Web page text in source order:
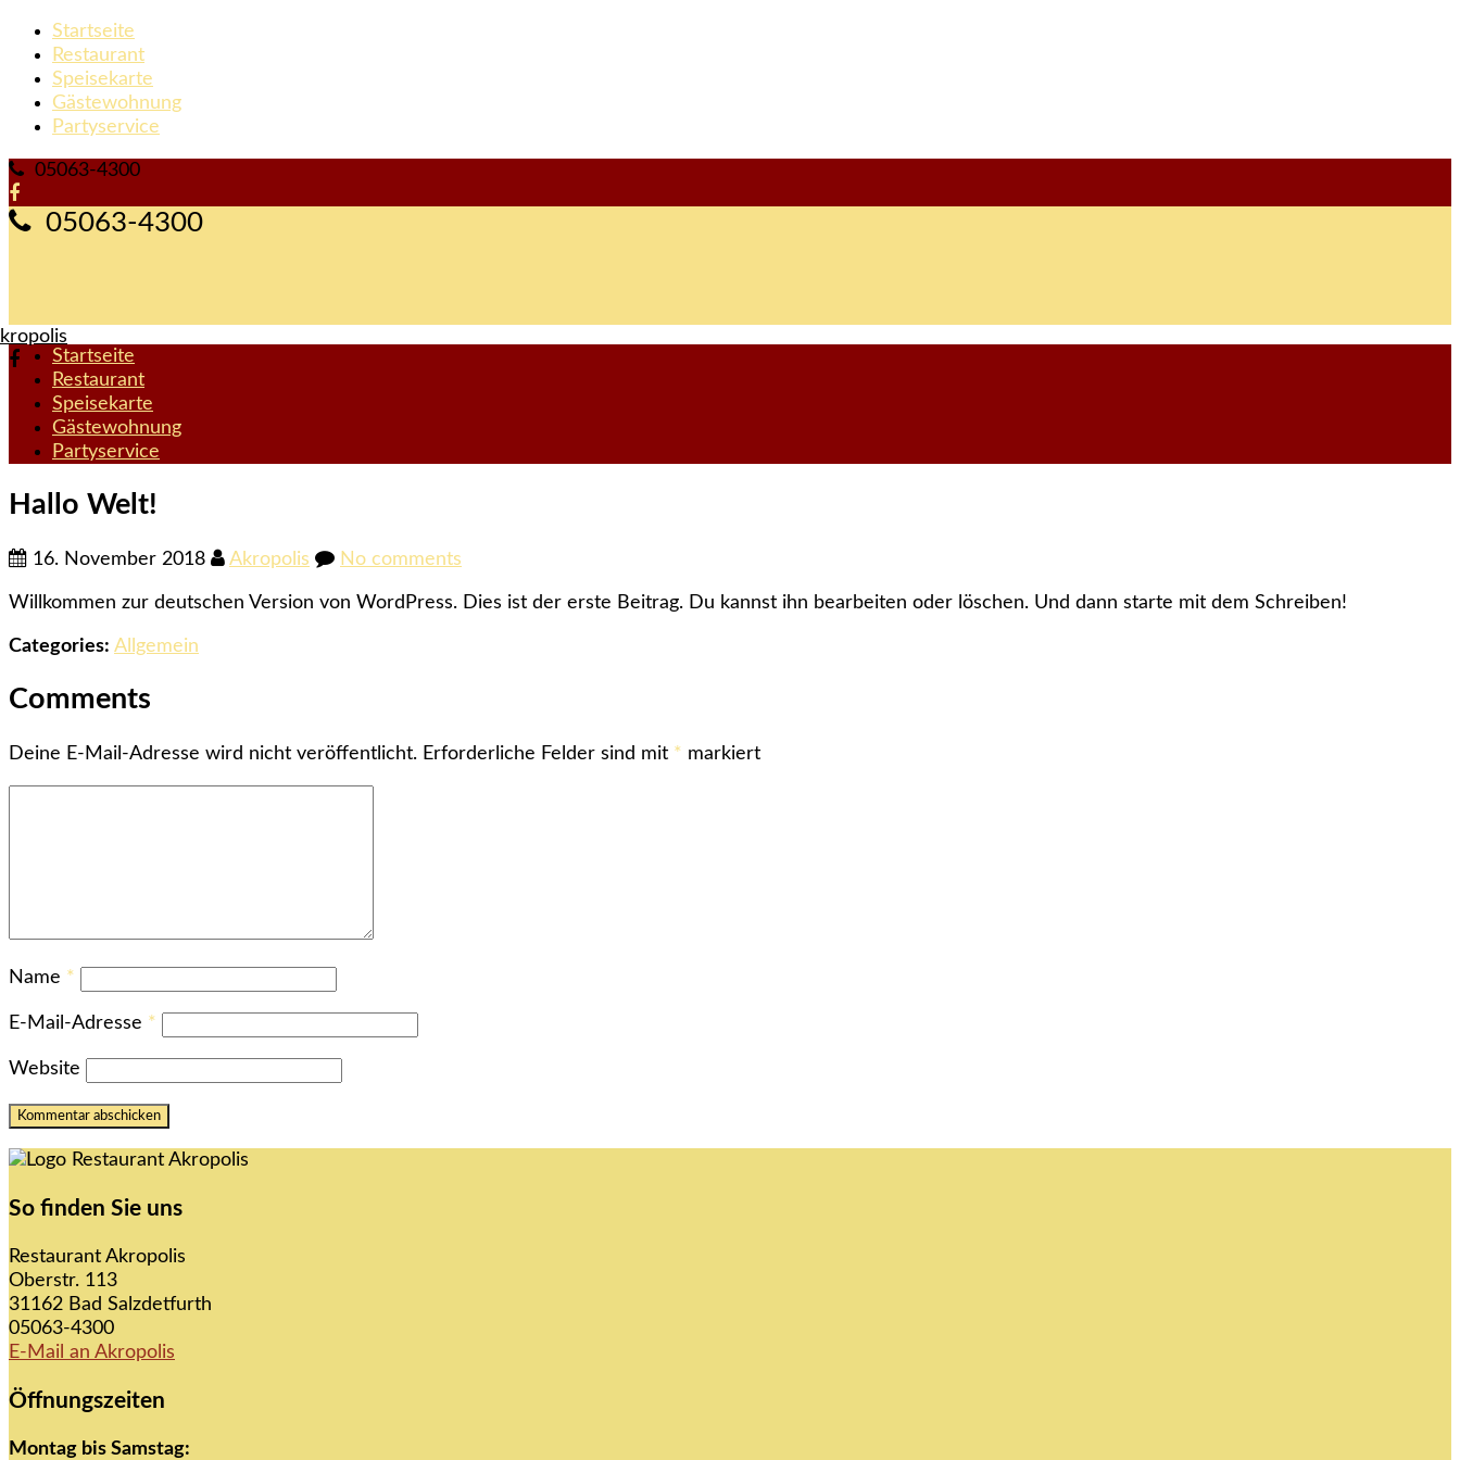
Startseite
Restaurant
Speisekarte
Gästewohnung
Partyservice
05063-4300
05063-4300
Startseite
Restaurant
Speisekarte
Gästewohnung
Partyservice
Hallo Welt!
16. November 2018 Akropolis No comments
Willkommen zur deutschen Version von WordPress. Dies ist der erste Beitrag. Du kannst ihn bearbeiten oder löschen. Und dann starte mit dem Schreiben!
Categories: Allgemein
Comments
Deine E-Mail-Adresse wird nicht veröffentlicht. Erforderliche Felder sind mit * markiert
Name *
E-Mail-Adresse *
Website
So finden Sie uns
Restaurant Akropolis
Oberstr. 113
31162 Bad Salzdetfurth
05063-4300
E-Mail an Akropolis
Öffnungszeiten
Montag bis Samstag: